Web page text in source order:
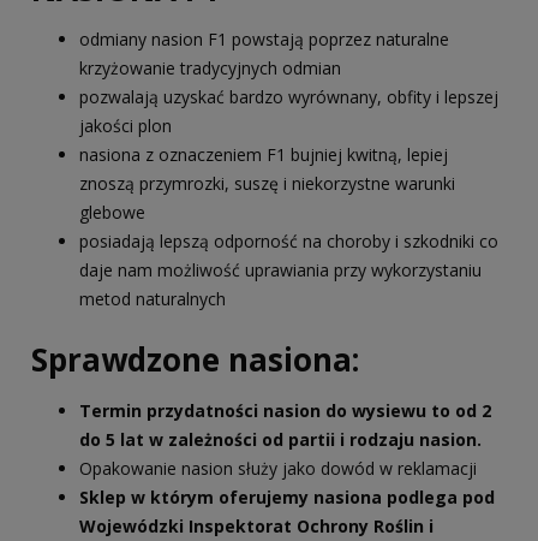
odmiany nasion F1 powstają poprzez naturalne
krzyżowanie tradycyjnych odmian
pozwalają uzyskać bardzo wyrównany, obfity i lepszej
jakości plon
nasiona z oznaczeniem F1 bujniej kwitną, lepiej
znoszą przymrozki, suszę i niekorzystne warunki
glebowe
posiadają lepszą odporność na choroby i szkodniki co
daje nam możliwość uprawiania przy wykorzystaniu
metod naturalnych
Sprawdzone nasiona:
Termin przydatności nasion do wysiewu to od 2
do 5 lat w zależności od partii i rodzaju nasion.
Opakowanie nasion służy jako dowód w reklamacji
Sklep w którym oferujemy nasiona podlega pod
Wojewódzki Inspektorat Ochrony Roślin i